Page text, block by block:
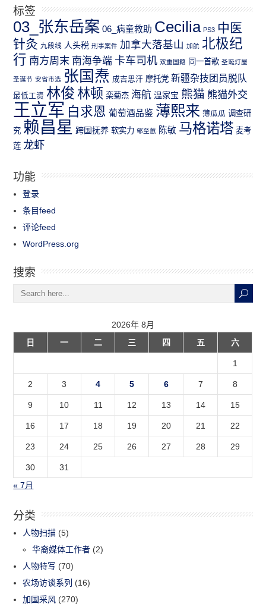
标签
03_张东岳案 06_病童救助 Cecilia PS3 中医
针灸 九段线 人头税 刑事案件 加拿大落基山 加航 北极纪
行 南方周末 南海争端 卡车司机 双重国籍 同一首歌 圣诞灯屋
圣诞节 安省市选 张国焘 成吉思汗 摩托党 新疆杂技团员脱队
最低工资 林俊 林顿 栾菊杰 海航 温家宝 熊猫 熊猫外交
王立军 白求恩 葡萄酒品鉴 薄熙来 薄瓜瓜 调查研
究 赖昌星 跨国抚养 软实力 邹至蕙 陈敏 马格诺塔 麦考
莲 龙虾
功能
登录
条目feed
评论feed
WordPress.org
搜索
2026年 8月
日
一 二 三 四 五 六
1
2 3 4 5 6 7 8
9 10 11 12 13 14 15
16 17 18 19 20 21 22
23 24 25 26 27 28 29
30
31
« 7月
分类
人物扫描 (5)
华裔媒体工作者 (2)
人物特写 (70)
农场访谈系列 (16)
加国采风 (270)